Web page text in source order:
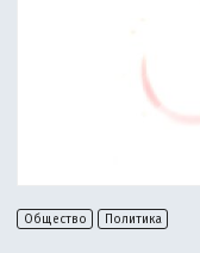
Общество Политика